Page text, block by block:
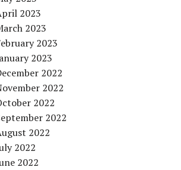
2023
2023
2023
2023
2022
2022
2022
2022
2022
2022
2022